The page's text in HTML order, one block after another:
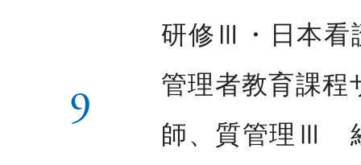
9
研修Ⅲ・日本看
管理者教育課程
師、質管理Ⅲ